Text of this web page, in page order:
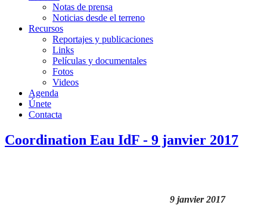
Notas de prensa
Noticias desde el terreno
Recursos
Reportajes y publicaciones
Links
Películas y documentales
Fotos
Videos
Agenda
Únete
Contacta
Coordination Eau IdF - 9 janvier 2017
9 janvier 2017